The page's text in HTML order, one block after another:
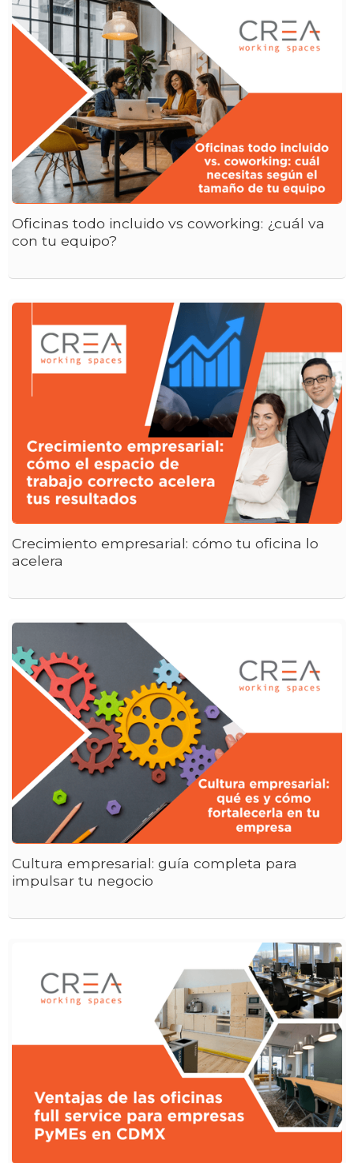
Oficinas todo incluido vs coworking: ¿cuál va
con tu equipo?
Crecimiento empresarial: cómo tu oficina lo
acelera
Cultura empresarial: guía completa para
impulsar tu negocio